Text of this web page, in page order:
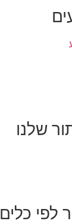
שלנו
לפי כלים